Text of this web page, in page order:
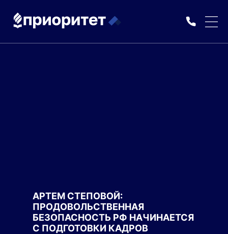
АРТЕМ СТЕПОВОЙ:
ПРОДОВОЛЬСТВЕННАЯ
БЕЗОПАСНОСТЬ РФ НАЧИНАЕТСЯ
С ПОДГОТОВКИ КАДРОВ